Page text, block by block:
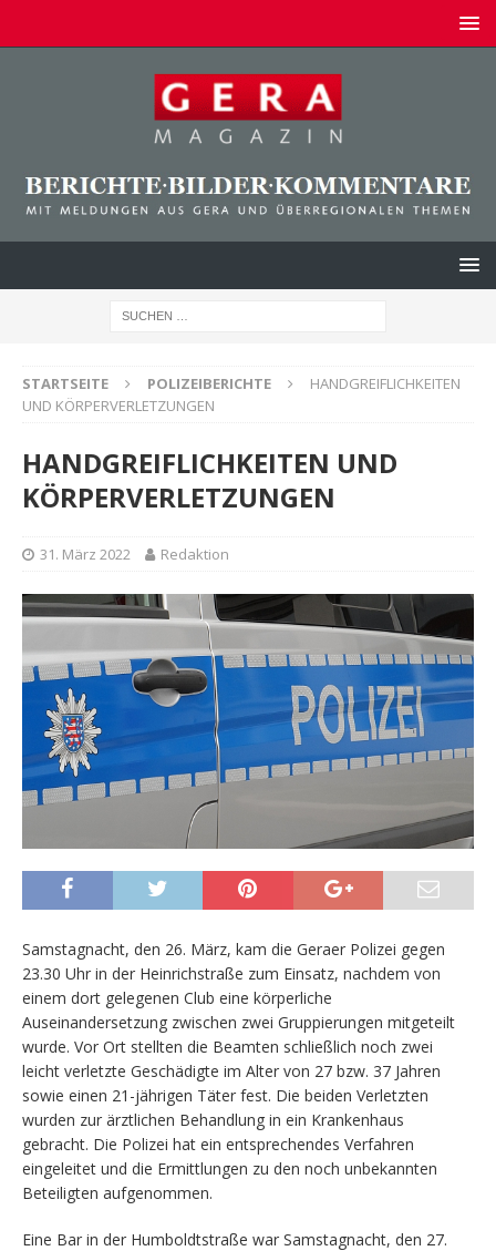
STARTSEITE POLIZEIBERICHTE
HANDGREIFLICHKEITEN
UND KÖRPERVERLETZUNGEN
HANDGREIFLICHKEITEN UND
KÖRPERVERLETZUNGEN
31. März 2022 Redaktion
Samstagnacht, den 26. März, kam die Geraer Polizei gegen
23.30 Uhr in der Heinrichstraße zum Einsatz, nachdem von
einem dort gelegenen Club eine körperliche
Auseinandersetzung zwischen zwei Gruppierungen mitgeteilt
wurde. Vor Ort stellten die Beamten schließlich noch zwei
leicht verletzte Geschädigte im Alter von 27 bzw. 37 Jahren
sowie einen 21-jährigen Täter fest. Die beiden Verletzten
wurden zur ärztlichen Behandlung in ein Krankenhaus
gebracht. Die Polizei hat ein entsprechendes Verfahren
eingeleitet und die Ermittlungen zu den noch unbekannten
Beteiligten aufgenommen.
Eine Bar in der Humboldtstraße war Samstagnacht, den 27.